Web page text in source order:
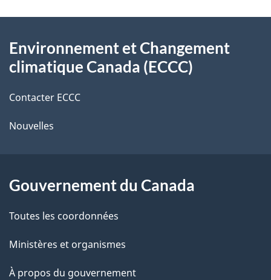
l
s
d
e
l
a
g
e
o
t
r
r
t
a
c
i
o
propos
de
ce
site
Environnement et Changement
climatique Canada (ECCC)
Contacter ECCC
Nouvelles
Gouvernement du Canada
Toutes les coordonnées
Ministères et organismes
À propos du gouvernement